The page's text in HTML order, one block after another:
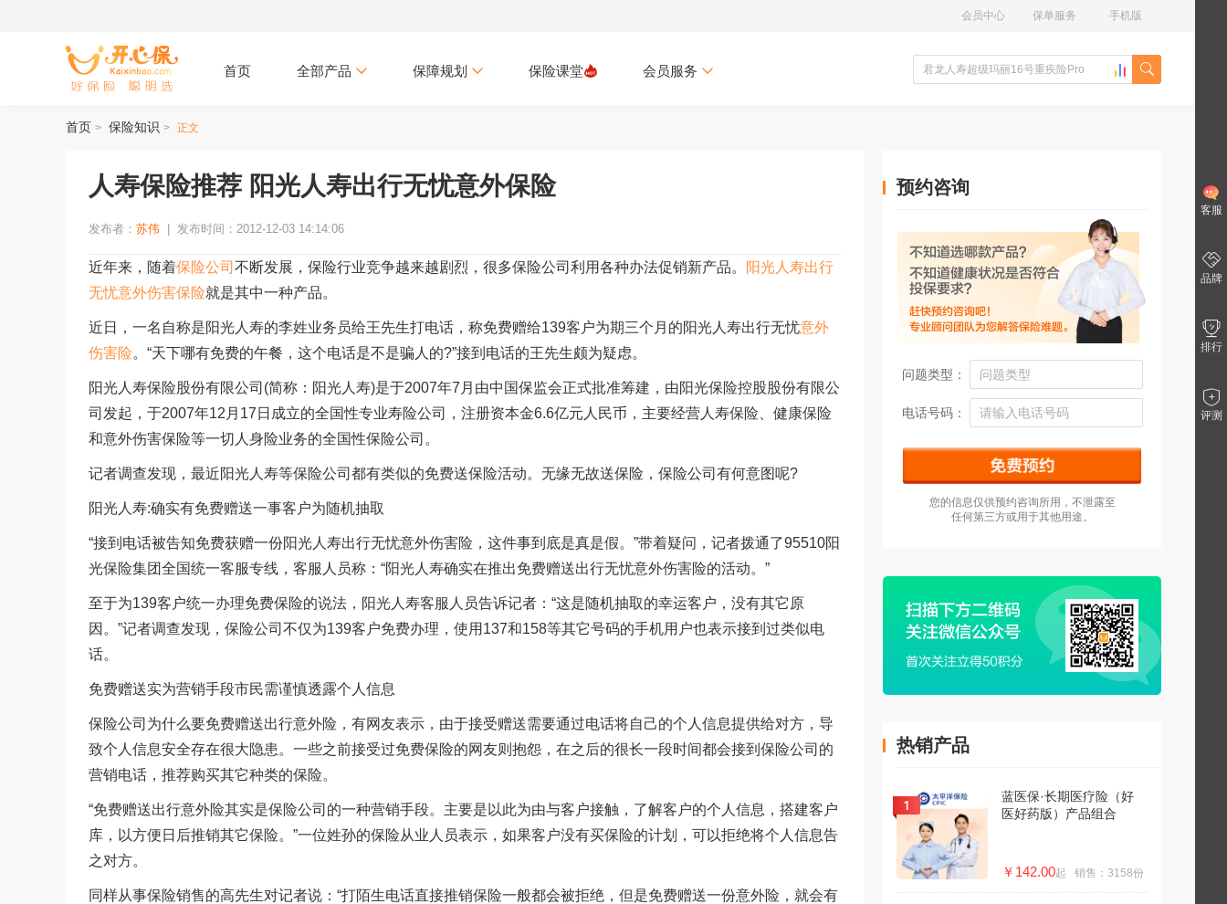
手机版
保单服务
会员中心
首页 全部产品 保障规划 保险课堂 会员服务
首页 > 保险知识 > 正文
人寿保险推荐 阳光人寿出行无忧意外保险
发布者： 苏伟 发布时间：2012-12-03 14:14:06
近年来，随着保险公司 不断发展，保险行业竞争越来越剧烈，很多保险公司利用各种办法促销新产品。
阳光人寿出行
无忧意外伤害保险就是其中一种产品。
近日，一名自称是阳光人寿的李姓业务员给王先生打电话，称免费赠给139客户为期三个月的阳光人寿出行无忧意外
伤害险。“天下哪有免费的午餐，这个电话是不是骗人的?”接到电话的王先生颇为疑虑。
阳光人寿保险股份有限公司(简称：阳光人寿)是于2007年7月由中国保监会正式批准筹建，由阳光保险控股股份有限公
司发起，于2007年12月17日成立的全国性专业寿险公司，注册资本金6.6亿元人民币，主要经营人寿保险、健康保险
和意外伤害保险等一切人身险业务的全国性保险公司。
记者调查发现，最近阳光人寿等保险公司都有类似的免费送保险活动。无缘无故送保险，保险公司有何意图呢?
阳光人寿:确实有免费赠送一事客户为随机抽取
“接到电话被告知免费获赠一份阳光人寿出行无忧意外伤害险，这件事到底是真是假。”带着疑问，记者拨通了95510阳
光保险集团全国统一客服专线，客服人员称：“阳光人寿确实在推出免费赠送出行无忧意外伤害险的活动。”
至于为139客户统一办理免费保险的说法，阳光人寿客服人员告诉记者：“这是随机抽取的幸运客户，没有其它原
因。”记者调查发现，保险公司不仅为139客户免费办理，使用137和158等其它号码的手机用户也表示接到过类似电
话。
免费赠送实为营销手段市民需谨慎透露个人信息
保险公司为什么要免费赠送出行意外险，有网友表示，由于接受赠送需要通过电话将自己的个人信息提供给对方，导
致个人信息安全存在很大隐患。一些之前接受过免费保险的网友则抱怨，在之后的很长一段时间都会接到保险公司的
营销电话，推荐购买其它种类的保险。
“免费赠送出行意外险其实是保险公司的一种营销手段。主要是以此为由与客户接触，了解客户的个人信息，搭建客户
库，以方便日后推销其它保险。”一位姓孙的保险从业人员表示，如果客户没有买保险的计划，可以拒绝将个人信息告
之对方。
同样从事保险销售的高先生对记者说：“打陌生电话直接推销保险一般都会被拒绝，但是免费赠送一份意外险，就会有
预约咨询
问题类型：
电话号码：
您的信息仅供预约咨询所用，不泄露至
任何第三方或用于其他用途。
热销产品
蓝医保·长期医疗险（好
医好药版）产品组合
￥142.00起 销售：3158份
客服
品牌
排行
评测